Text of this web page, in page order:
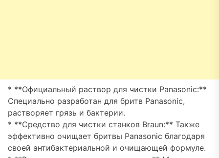
* **Официальный раствор для чистки Panasonic:**
Специально разработан для бритв Panasonic,
растворяет грязь и бактерии.
* **Средство для чистки станков Braun:** Также
эффективно очищает бритвы Panasonic благодаря
своей антибактериальной и очищающей формуле.